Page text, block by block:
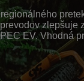
EV. Vhodná